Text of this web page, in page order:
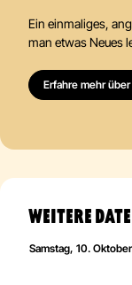
Ein einmaliges,
man etwas Neues
Erfahre mehr
WEITERE
Samstag, 10.